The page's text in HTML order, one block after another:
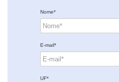
Nome*
E-mail*
UF*